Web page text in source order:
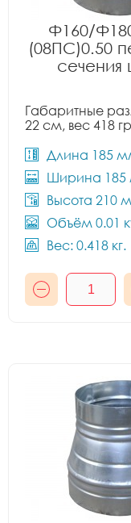
Ф160/
(08ПС)0.50
сечения
Габаритные
22 см, вес 418
Длина 185
Ширина
Высота 210
Объём 0.01
Вес: 0.418 кг.